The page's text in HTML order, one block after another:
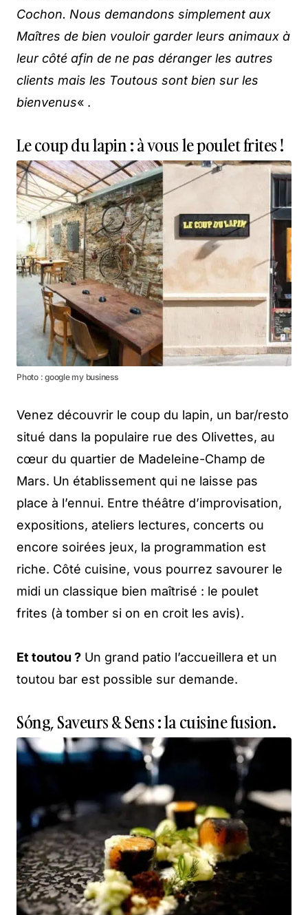
Cochon. Nous demandons simplement aux
Maîtres de bien vouloir garder leurs animaux à
leur côté afin de ne pas déranger les autres
clients mais les Toutous sont bien sur les
bienvenus« .
Le coup du lapin : à vous le poulet frites !
Photo : google my business
Venez découvrir le coup du lapin, un bar/resto
situé dans la populaire rue des Olivettes, au
cœur du quartier de Madeleine-Champ de
Mars. Un établissement qui ne laisse pas
place à l’ennui. Entre théâtre d’improvisation,
expositions, ateliers lectures, concerts ou
encore soirées jeux, la programmation est
riche. Côté cuisine, vous pourrez savourer le
midi un classique bien maîtrisé : le poulet
frites (à tomber si on en croit les avis).
Et toutou ? Un grand patio l’accueillera et un
toutou bar est possible sur demande.
Sóng, Saveurs & Sens : la cuisine fusion.